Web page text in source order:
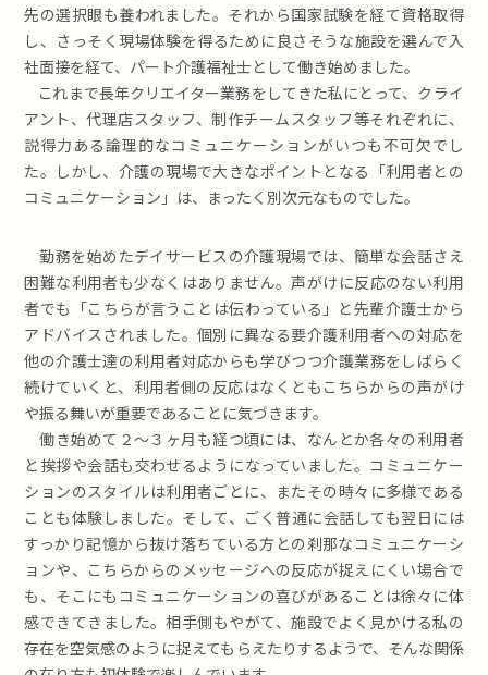
先の選択眼も養われました。それから国家試験を経て資格取得
し、さっそく現場体験を得るために良さそうな施設を選んで入
社面接を経て、パート介護福祉士として働き始めました。
これまで長年クリエイター業務をしてきた私にとって、クライ
アント、代理店スタッフ、制作チームスタッフ等それぞれに、
説得力ある論理的なコミュニケーションがいつも不可欠でし
た。しかし、介護の現場で大きなポイントとなる「利用者との
コミュニケーション」は、まったく別次元なものでした。
勤務を始めたデイサービスの介護現場では、簡単な会話さえ
困難な利用者も少なくはありません。声がけに反応のない利用
者でも「こちらが言うことは伝わっている」と先輩介護士から
アドバイスされました。個別に異なる要介護利用者への対応を
他の介護士達の利用者対応からも学びつつ介護業務をしばらく
続けていくと、利用者側の反応はなくともこちらからの声がけ
や振る舞いが重要であることに気づきます。
働き始めて２〜３ヶ月も経つ頃には、なんとか各々の利用者
と挨拶や会話も交わせるようになっていました。コミュニケー
ションのスタイルは利用者ごとに、またその時々に多様である
ことも体験しました。そして、ごく普通に会話しても翌日には
すっかり記憶から抜け落ちている方との刹那なコミュニケーシ
ョンや、こちらからのメッセージへの反応が捉えにくい場合で
も、そこにもコミュニケーションの喜びがあることは徐々に体
感できてきました。相手側もやがて、施設でよく見かける私の
存在を空気感のように捉えてもらえたりするようで、そんな関係